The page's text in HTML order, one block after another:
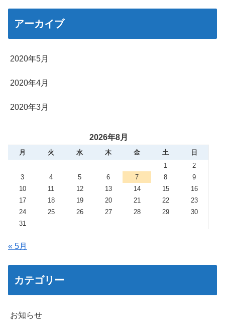
アーカイブ
2020年5月
2020年4月
2020年3月
2026年8月
月 火 水 木 金 土
日
1
2
3
4 5 6 7 8
9
10
11 12 13 14 15
16
17
18 19 20 21 22
23
24
25 26 27 28 29
30
31
« 5月
カテゴリー
お知らせ